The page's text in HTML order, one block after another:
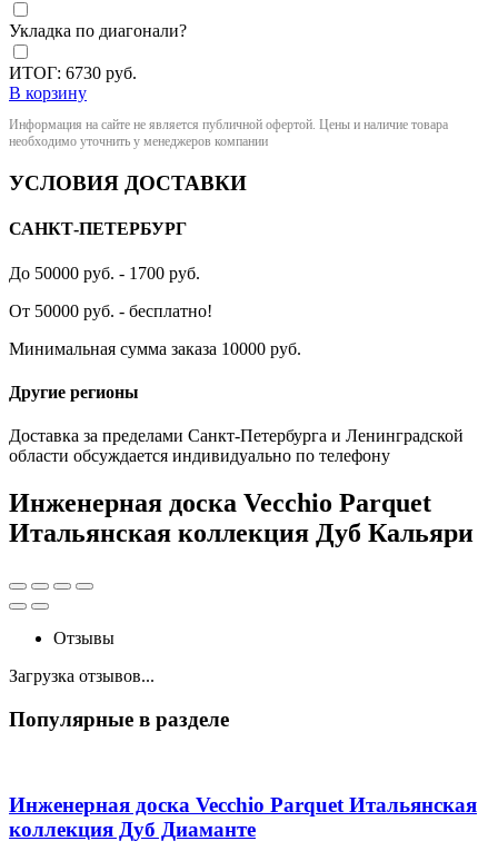
Укладка по диагонали?
ИТОГ: 6730 руб.
В корзину
Информация на сайте не является публичной офертой. Цены и наличие товара
необходимо уточнить у менеджеров компании
УСЛОВИЯ ДОСТАВКИ
САНКТ-ПЕТЕРБУРГ
До 50000 руб. - 1700 руб.
От 50000 руб. - бесплатно!
Минимальная сумма заказа 10000 руб.
Другие регионы
Доставка за пределами Санкт-Петербурга и Ленинградской
области обсуждается индивидуально по телефону
Инженерная доска Vecchio Parquet
Итальянская коллекция Дуб Кальяри
Отзывы
Загрузка отзывов...
Популярные в разделе
Инженерная доска Vecchio Parquet Итальянская
коллекция Дуб Диаманте